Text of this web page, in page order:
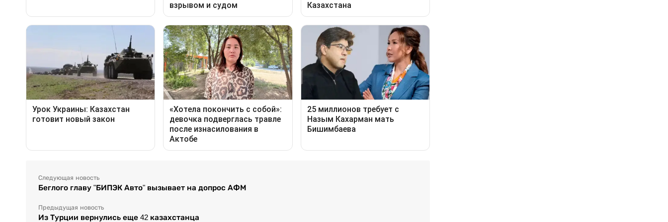
Следующая новость
Беглого главу "БИПЭК Авто" вызывает на допрос АФМ
Предыдущая новость
Из Турции вернулись еще 42 казахстанца